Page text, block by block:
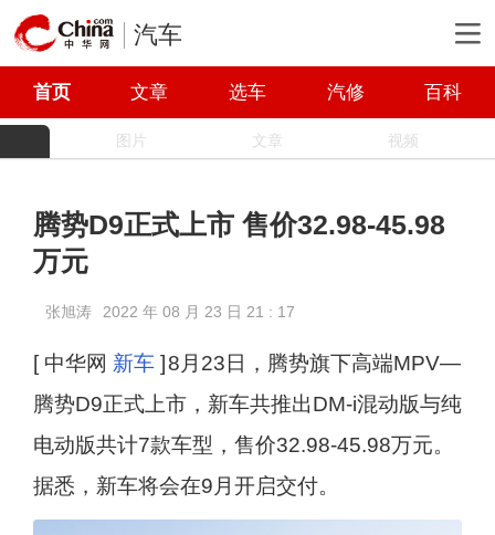
汽车
首页 文章 选车 汽修 百科
图片 文章 视频
腾势D9正式上市 售价32.98-45.98
万元
张旭涛 2022 年 08 月 23 日 21 : 17
[ 中华网 新车] 8月23日，腾势旗下高端MPV—
腾势D9正式上市，新车共推出DM-i混动版与纯
电动版共计7款车型，售价32.98-45.98万元。
据悉，新车将会在9月开启交付。